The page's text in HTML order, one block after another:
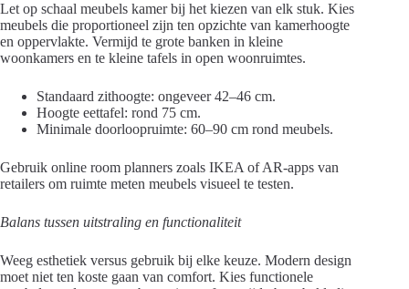
Let op schaal meubels kamer bij het kiezen van elk stuk. Kies
meubels die proportioneel zijn ten opzichte van kamerhoogte
en oppervlakte. Vermijd te grote banken in kleine
woonkamers en te kleine tafels in open woonruimtes.
Standaard zithoogte: ongeveer 42–46 cm.
Hoogte eettafel: rond 75 cm.
Minimale doorloopruimte: 60–90 cm rond meubels.
Gebruik online room planners zoals IKEA of AR-apps van
retailers om ruimte meten meubels visueel te testen.
Balans tussen uitstraling en functionaliteit
Weeg esthetiek versus gebruik bij elke keuze. Modern design
moet niet ten koste gaan van comfort. Kies functionele